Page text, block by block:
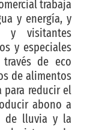
trabaja
y energía, y
y visitantes
y especiales
de eco
de alimentos
para reducir el
abono a
de lluvia y la